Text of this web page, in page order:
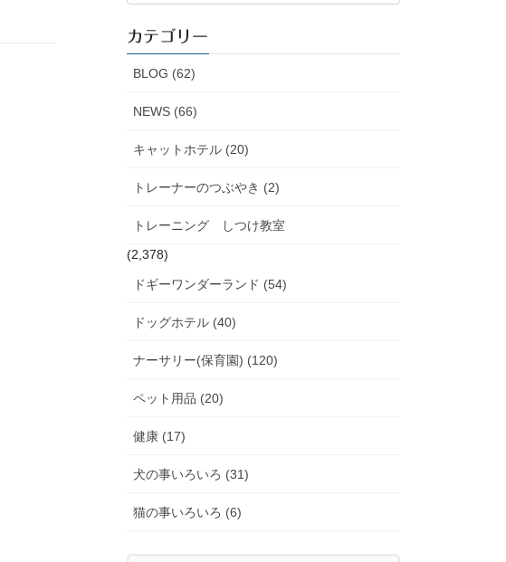
イ
ブ
カテゴリー
BLOG (62)
NEWS (66)
キャットホテル (20)
トレーナーのつぶやき (2)
トレーニング しつけ教室
(2,378)
ドギーワンダーランド (54)
ドッグホテル (40)
ナーサリー(保育園) (120)
ペット用品 (20)
健康 (17)
犬の事いろいろ (31)
猫の事いろいろ (6)